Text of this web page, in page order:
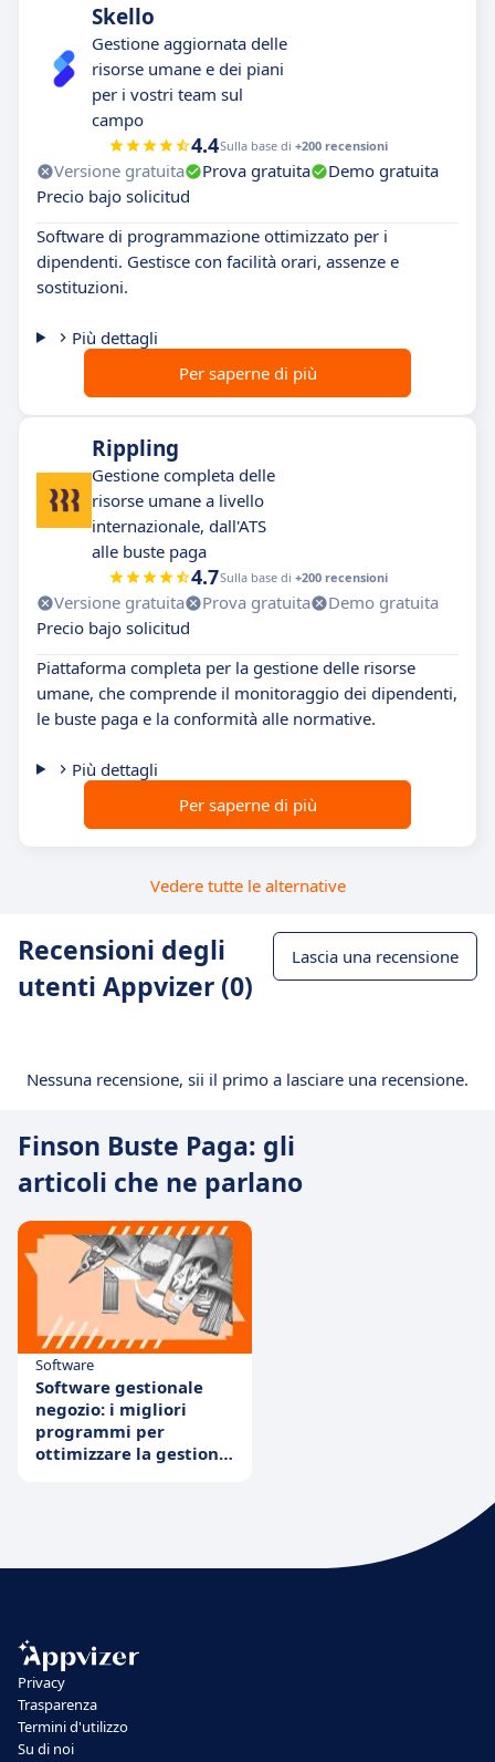
Skello
Gestione aggiornata delle
risorse umane e dei piani
per i vostri team sul
campo
4.4Sulla base di +200 recensioni
Versione gratuita Prova gratuita
Demo gratuita
Precio bajo solicitud
Software di programmazione ottimizzato per i
dipendenti. Gestisce con facilità orari, assenze e
sostituzioni.
Più dettagli
Per saperne di più
Rippling
Gestione completa delle
risorse umane a livello
internazionale, dall'ATS
alle buste paga
4.7Sulla base di +200 recensioni
Versione gratuita Prova gratuita
Demo gratuita
Precio bajo solicitud
Piattaforma completa per la gestione delle risorse
umane, che comprende il monitoraggio dei dipendenti,
le buste paga e la conformità alle normative.
Più dettagli
Per saperne di più
Vedere tutte le alternative
Recensioni degli
utenti Appvizer (0)
Lascia una recensione
Nessuna recensione, sii il primo a lasciare una recensione.
Finson Buste Paga: gli
articoli che ne parlano
Software
Software gestionale
negozio: i migliori
programmi per
ottimizzare la gestione
Privacy
Trasparenza
Termini d'utilizzo
Su di noi